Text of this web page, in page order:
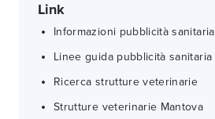
Link
Informazioni pubblicità sanitaria
Linee guida pubblicità sanitaria
Ricerca strutture veterinarie
Strutture veterinarie Mantova